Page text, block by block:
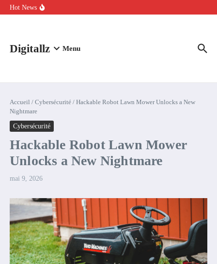
Aller au contenu
Hot News
Comment l’IA simplifie la data de caisse pour la transformer en
Digitallz Menu
Accueil / Cybersécurité / Hackable Robot Lawn Mower Unlocks a New
Nightmare
Cybersécurité
Hackable Robot Lawn Mower
Unlocks a New Nightmare
mai 9, 2026